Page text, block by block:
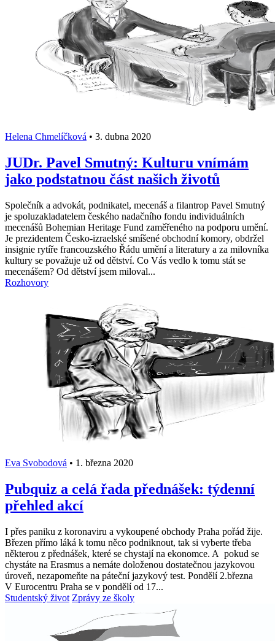
Helena Chmelíčková • 3. dubna 2020
JUDr. Pavel Smutný: Kulturu vnímám
jako podstatnou část našich životů
Společník a advokát, podnikatel, mecenáš a filantrop Pavel Smutný
je spoluzakladatelem českého nadačního fondu individuálních
mecenášů Bohemian Heritage Fund zaměřeného na podporu umění.
Je prezidentem Česko-izraelské smíšené obchodní komory, obdržel
insignie rytíře francouzského Řádu umění a literatury a za milovníka
kultury se považuje už od dětství. Co Vás vedlo k tomu stát se
mecenášem? Od dětství jsem miloval...
Rozhovory
Eva Svobodová • 1. března 2020
Pubquiz a celá řada přednášek: týdenní
přehled akcí
I přes paniku z koronaviru a vykoupené obchody Praha pořád žije.
Březen přímo láká k tomu něco podniknout, tak si vyberte třeba
některou z přednášek, které se chystají na ekonomce. A pokud se
chystáte na Erasmus a nemáte doloženou dostatečnou jazykovou
úroveň, nezapomeňte na páteční jazykový test. Pondělí 2.března
V Eurocentru Praha se v pondělí od 17...
Studentský život Zprávy ze školy